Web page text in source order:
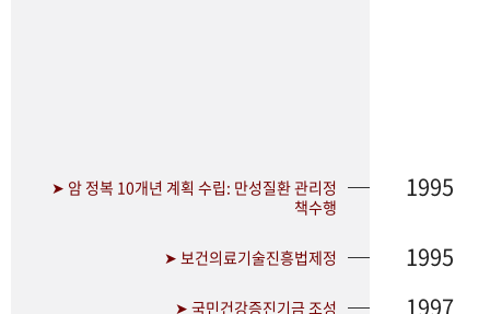
➤ 암 정복 10개년 계획 수립: 만성질환 관리정
책수행
1995
➤ 보건의료기술진흥법제정 1995
➤ 국민건강증진기금 조성 1997